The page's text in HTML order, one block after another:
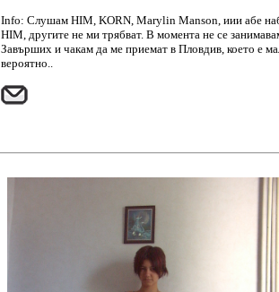
Info: Слушам HIM, KORN, Marylin Manson, иии абе
HIM, другите не ми трябват. В момента не се
Завърших и чакам да ме приемат в Пловдив, което е
вероятно..